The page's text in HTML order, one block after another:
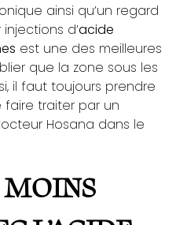
ainsi qu’un regard
d’acide
est une des meilleures
que la zone sous les
il faut toujours prendre
traiter par un
Hosana dans le
MOINS